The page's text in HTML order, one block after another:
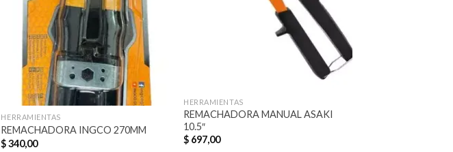
HERRAMIENTAS
REMACHADORA INGCO 270MM
$340,00
HERRAMIENTAS
REMACHADORA MANUAL ASAKI
10.5″
$ 697,00